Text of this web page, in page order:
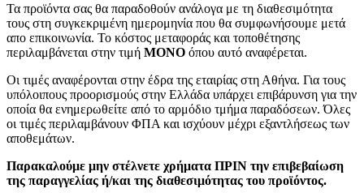
Τα προϊόντα σας θα παραδοθούν ανάλογα με τη διαθεσιμότητα
τους στη συγκεκριμένη ημερομηνία που θα συμφωνήσουμε μετά
απο επικοινωνία. Το κόστος μεταφοράς και τοποθέτησης
περιλαμβάνεται στην τιμή MONO όπου αυτό αναφέρεται.
Οι τιμές αναφέρονται στην έδρα της εταιρίας στη Αθήνα. Για τους
υπόλοιπους προορισμούς στην Ελλάδα υπάρχει επιβάρυνση για την
οποία θα ενημερωθείτε από το αρμόδιο τμήμα παραδόσεων. Όλες
οι τιμές περιλαμβάνουν ΦΠΑ και ισχύουν μέχρι εξαντλήσεως των
αποθεμάτων.
Παρακαλούμε μην στέλνετε χρήματα ΠΡΙΝ την επιβεβαίωση
της παραγγελίας ή/και της διαθεσιμότητας του προϊόντος.